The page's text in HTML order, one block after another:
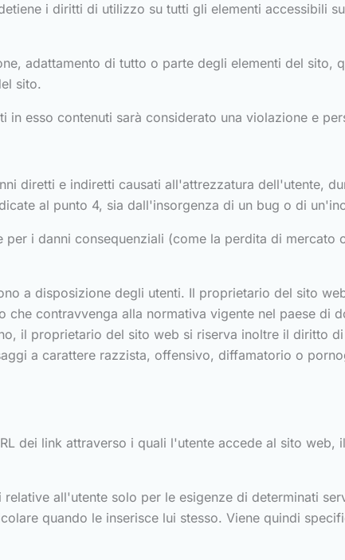
i diritti di utilizzo su tutti gli elementi accessibili
adattamento di tutto o parte degli elementi del sito,
sito.
esso contenuti sarà considerato una violazione e
diretti e indiretti causati all'attrezzatura dell'utente,
al punto 4, sia dall'insorgenza di un bug o di
i danni consequenziali (come la perdita di mercato
a disposizione degli utenti. Il proprietario del sito
contravvenga alla normativa vigente nel paese di
il proprietario del sito web si riserva inoltre il diritto
a carattere razzista, offensivo, diffamatorio o
dei link attraverso i quali l'utente accede al sito web,
all'utente solo per le esigenze di determinati
quando le inserisce lui stesso. Viene quindi